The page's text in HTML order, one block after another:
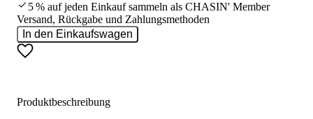
5 % auf jeden Einkauf sammeln als CHASIN' Member
Versand, Rückgabe und Zahlungsmethoden
In den Einkaufswagen
Produktbeschreibung